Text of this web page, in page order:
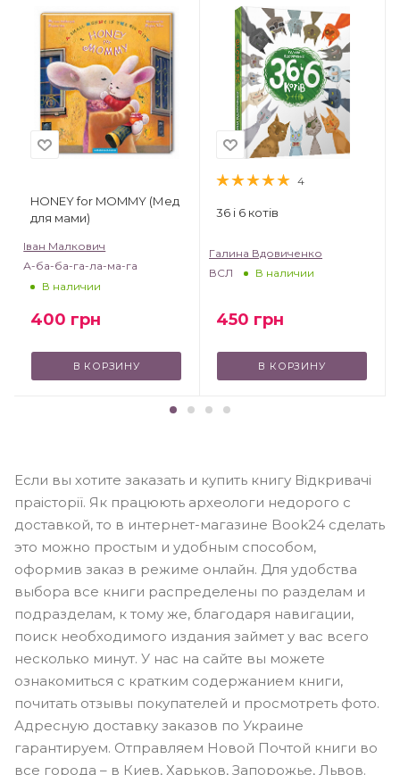
HONEY for MOMMY (Мед
для мами)
Іван Малкович
А-ба-ба-га-ла-ма-га
В наличии
400 грн
В КОРЗИНУ
4
36 і 6 котів
Галина Вдовиченко
ВСЛ
В наличии
450 грн
В КОРЗИНУ
Если вы хотите заказать и купить книгу Відкривачі
праісторії. Як працюють археологи недорого с
доставкой, то в интернет-магазине Book24 сделать
это можно простым и удобным способом,
оформив заказ в режиме онлайн. Для удобства
выбора все книги распределены по разделам и
подразделам, к тому же, благодаря навигации,
поиск необходимого издания займет у вас всего
несколько минут. У нас на сайте вы можете
ознакомиться с кратким содержанием книги,
почитать отзывы покупателей и просмотреть фото.
Адресную доставку заказов по Украине
гарантируем. Отправляем Новой Почтой книги во
все города – в Киев, Харьков, Запорожье, Львов.